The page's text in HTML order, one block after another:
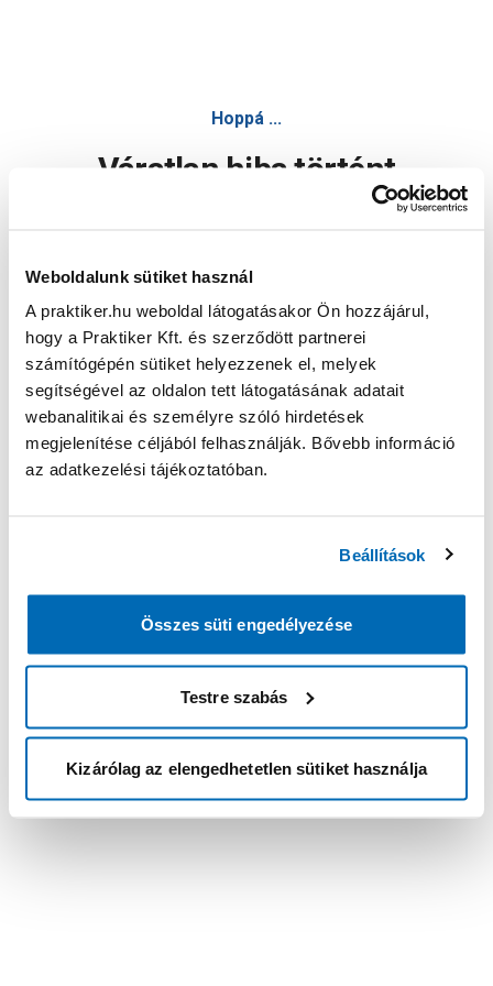
Weboldalunk sütiket használ
A praktiker.hu weboldal látogatásakor Ön hozzájárul,
hogy a Praktiker Kft. és szerződött partnerei
számítógépén sütiket helyezzenek el, melyek
segítségével az oldalon tett látogatásának adatait
webanalitikai és személyre szóló hirdetések
megjelenítése céljából felhasználják. Bővebb információ
az adatkezelési tájékoztatóban.
Beállítások
Összes süti engedélyezése
Testre szabás
Kizárólag az elengedhetetlen sütiket használja
Hoppá ...
Váratlan hiba történt
Oldal újratöltése